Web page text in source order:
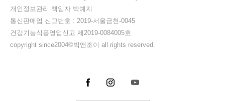
개인정보관리 책임자 박예지
통신판매업 신고번호 : 2019-서울금천-0045
건강기능식품영업신고 제2019-0084005호
copyright since2004©빅앤조이 all rights reserved.